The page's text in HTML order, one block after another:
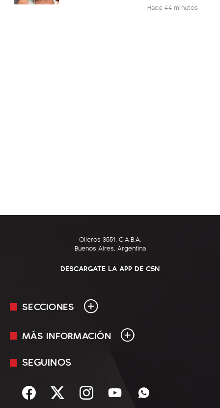
Hace 44 minutos
Olleros 3551, C.A.B.A.
Buenos Aires, Argentina
DESCARGATE LA APP DE C5N
SECCIONES
En Vivo
Sociedad
MÁS INFORMACIÓN
Mediakit
Términos y condiciones
SEGUINOS